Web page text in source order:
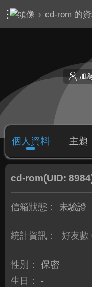
› cd-rom 的
加
個人資料 主題
cd-rom(UID:
信箱狀態： 未驗證
統計資訊： 好友數
性別：
保密
生日：
-